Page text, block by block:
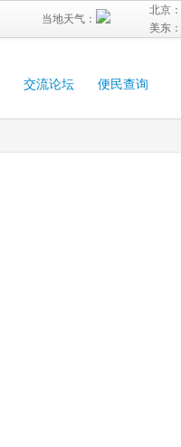
北京：
美东：
当地天气：
交流论坛 便民查询